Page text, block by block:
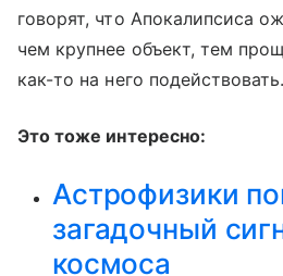
говорят, что Апокалипсиса
чем крупнее объект, тем
как-то на него подействовать.
Это тоже интересно:
Астрофизики
загадочный
космоса